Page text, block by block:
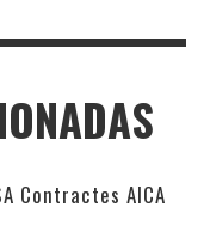
Contractes AICA